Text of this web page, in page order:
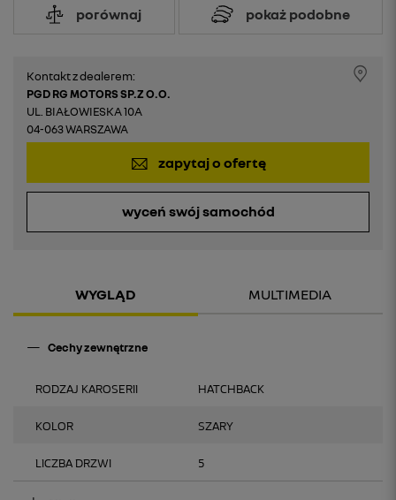
porównaj pokaż podobne
Kontakt z dealerem:
PGD RG MOTORS SP.Z O.O.
UL. BIAŁOWIESKA 10A
04-063 WARSZAWA
zapytaj o ofertę
wyceń swój samochód
WYGLĄD MULTIMEDIA
Cechy zewnętrzne
RODZAJ KAROSERII HATCHBACK
KOLOR SZARY
LICZBA DRZWI 5